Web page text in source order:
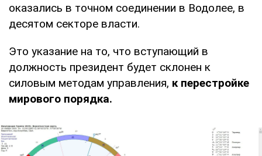
оказались в точном соединении в Водолее, в
десятом секторе власти.
Это указание на то, что вступающий в
должность президент будет склонен к
силовым методам управления, к перестройке
мирового порядка.